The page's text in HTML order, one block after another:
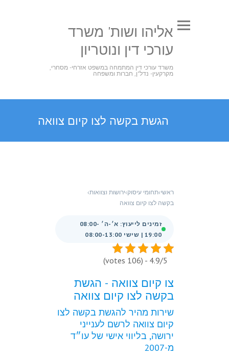
אליהו ושות' משרד
עורכי דין ונוטריון
משרד עורכי דין המתמחה במשפט אזרחי- מסחרי,
מקרקעין- נדל"ן, חברות ומשפחה
הגשת בקשה לצו קיום צוואה
ראשי›תחומי עיסוק›ירושות וצוואות›
בקשה לצו קיום צוואה
זמינים לייעוץ: א׳-ה׳ 08:00-
19:00 | שישי 08:00-13:00
4.9/5 - (106 votes)
צו קיום צוואה - הגשת
בקשה לצו קיום צוואה
שירות מהיר להגשת בקשה לצו
קיום צוואה לרשם לענייני
ירושה, בליווי אישי של עו״ד
מ-2007